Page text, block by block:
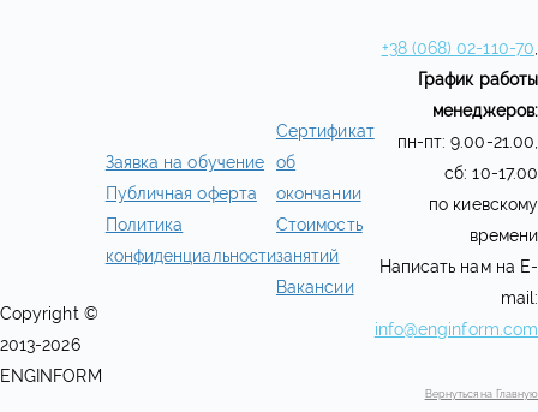
Copyright ©
2013-2026
ENGINFORM
Заявка на обучение
Публичная оферта
Политика
конфиденциальности
Сертификат
об
окончании
Стоимость
занятий
Вакансии
+38 (068) 02-110-70
График работы
менеджеров:
пн-пт: 9.00-21.00,
сб: 10-17.00
по киевскому
времени
Написать нам на E-
mail:
info@enginform.com
Вернуться на Главную